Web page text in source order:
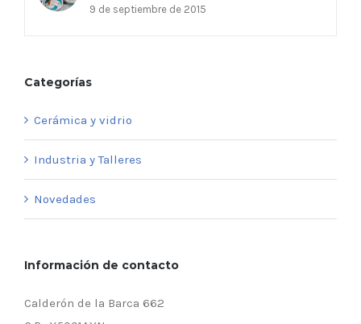
9 de septiembre de 2015
Categorías
Cerámica y vidrio
Industria y Talleres
Novedades
Información de contacto
Calderón de la Barca 662